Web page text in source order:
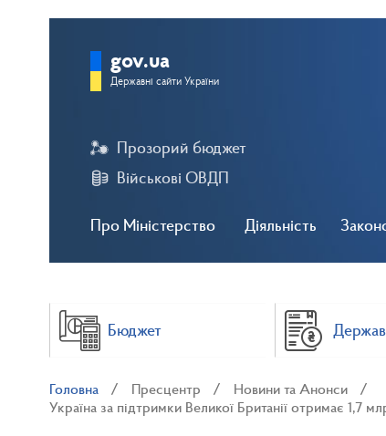
Про Міністерство Діяльність
Прозорий бюджет
Військові ОВДП
gov.ua
Державні сайти України
Бюджет
Головна Пресцентр
Новини та Анонси
Україна за підтримки Великої Британії отримає 1,7